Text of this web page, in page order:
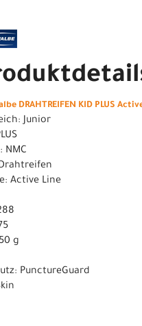
DRAHTREIFEN KID PLUS
Junior
NMC
Active Line
g
PunctureGuard